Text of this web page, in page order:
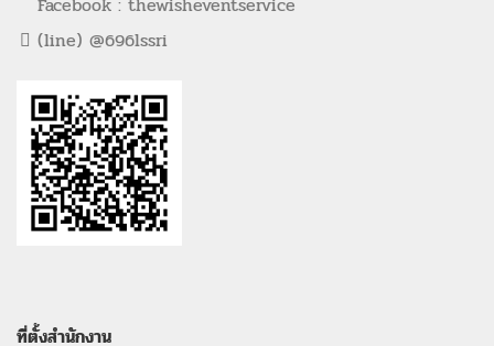
(line) @696lssri
ที่ตั้งสำนักงาน